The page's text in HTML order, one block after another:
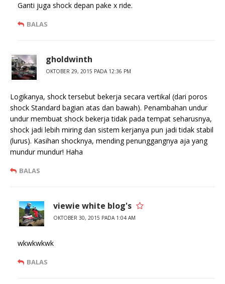
Ganti juga shock depan pake x ride.
BALAS
gholdwinth
OKTOBER 29, 2015 PADA 12:36 PM
Logikanya, shock tersebut bekerja secara vertikal (dari poros
shock Standard bagian atas dan bawah). Penambahan undur
undur membuat shock bekerja tidak pada tempat seharusnya,
shock jadi lebih miring dan sistem kerjanya pun jadi tidak stabil
(lurus). Kasihan shocknya, mending penunggangnya aja yang
mundur mundur! Haha
BALAS
viewie white blog's
OKTOBER 30, 2015 PADA 1:04 AM
wkwkwkwk
BALAS